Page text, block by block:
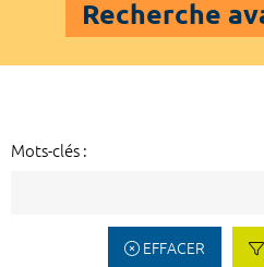
Recherche
Mots-clés :
EFFACER